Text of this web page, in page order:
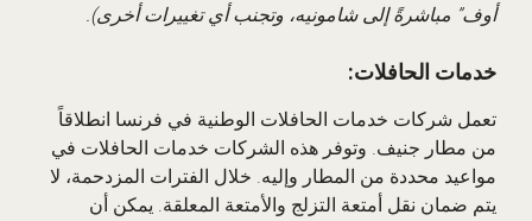
أوف” مباشرةً إلى شامونيه، وتجنب أي تغييرات أخرى).
خدمات الحافلات:
تعمل شركات خدمات الحافلات الوطنية في فرنسا انطلاقاً
من مطار جنيف. وتوفر هذه الشركات خدمات الحافلات في
مواعيد محددة من المطار وإليه. خلال الفترات المزدحمة، لا
يتم ضمان نقل أمتعة التزلج والأمتعة المعلقة. يمكن أن